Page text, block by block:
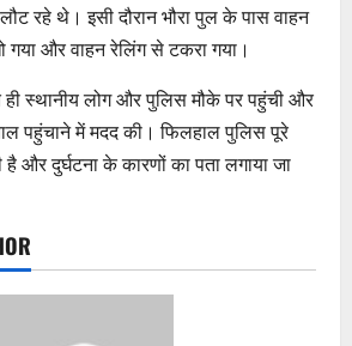
रहे थे। इसी दौरान भौरा पुल के पास वाहन
और वाहन रेलिंग से टकरा गया।
स्थानीय लोग और पुलिस मौके पर पहुंची और
पहुंचाने में मदद की। फिलहाल पुलिस पूरे
और दुर्घटना के कारणों का पता लगाया जा